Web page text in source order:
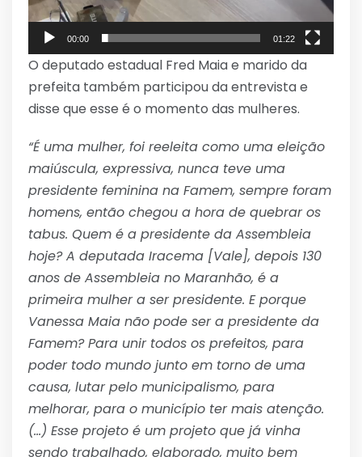
00:00 01:22
O deputado estadual Fred Maia e marido da
prefeita também participou da entrevista e
disse que esse é o momento das mulheres.
“É uma mulher, foi reeleita como uma eleição
maiúscula, expressiva, nunca teve uma
presidente feminina na Famem, sempre foram
homens, então chegou a hora de quebrar os
tabus. Quem é a presidente da Assembleia
hoje? A deputada Iracema [Vale], depois 130
anos de Assembleia no Maranhão, é a
primeira mulher a ser presidente. E porque
Vanessa Maia não pode ser a presidente da
Famem? Para unir todos os prefeitos, para
poder todo mundo junto em torno de uma
causa, lutar pelo municipalismo, para
melhorar, para o município ter mais atenção.
(…) Esse projeto é um projeto que já vinha
sendo trabalhado, elaborado, muito bem